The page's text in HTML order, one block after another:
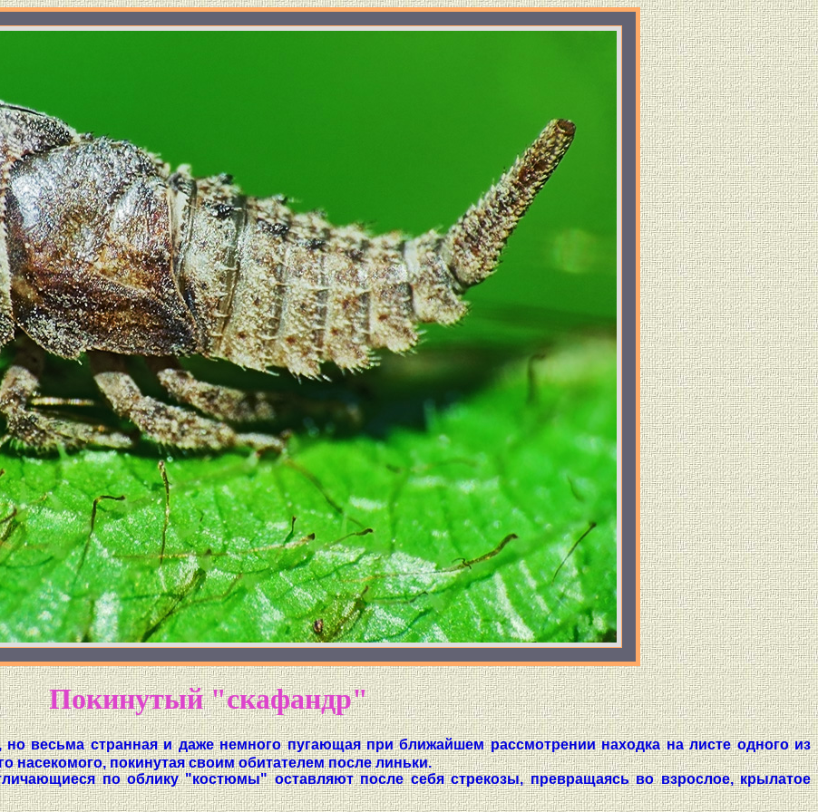
Покинутый "скафандр"
весьма странная и даже немного пугающая при ближайшем рассмотрении находка на листе одного из
насекомого, покинутая своим обитателем после линьки.
по облику "костюмы" оставляют после себя стрекозы, превращаясь во взрослое, крылатое